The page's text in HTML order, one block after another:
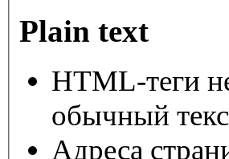
Plain text
HTML-теги
обычный
Адреса